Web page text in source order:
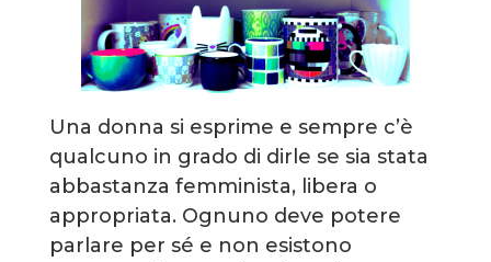
Una donna si esprime e sempre c’è
qualcuno in grado di dirle se sia stata
abbastanza femminista, libera o
appropriata. Ognuno deve potere
parlare per sé e non esistono